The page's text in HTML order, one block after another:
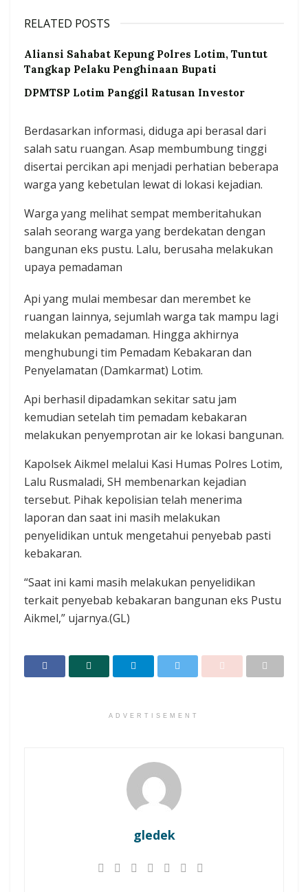
RELATED POSTS
Aliansi Sahabat Kepung Polres Lotim, Tuntut
Tangkap Pelaku Penghinaan Bupati
DPMTSP Lotim Panggil Ratusan Investor
Berdasarkan informasi, diduga api berasal dari
salah satu ruangan. Asap membumbung tinggi
disertai percikan api menjadi perhatian beberapa
warga yang kebetulan lewat di lokasi kejadian.
Warga yang melihat sempat memberitahukan
salah seorang warga yang berdekatan dengan
bangunan eks pustu. Lalu, berusaha melakukan
upaya pemadaman
Api yang mulai membesar dan merembet ke
ruangan lainnya, sejumlah warga tak mampu lagi
melakukan pemadaman. Hingga akhirnya
menghubungi tim Pemadam Kebakaran dan
Penyelamatan (Damkarmat) Lotim.
Api berhasil dipadamkan sekitar satu jam
kemudian setelah tim pemadam kebakaran
melakukan penyemprotan air ke lokasi bangunan.
Kapolsek Aikmel melalui Kasi Humas Polres Lotim,
Lalu Rusmaladi, SH membenarkan kejadian
tersebut. Pihak kepolisian telah menerima
laporan dan saat ini masih melakukan
penyelidikan untuk mengetahui penyebab pasti
kebakaran.
“Saat ini kami masih melakukan penyelidikan
terkait penyebab kebakaran bangunan eks Pustu
Aikmel,” ujarnya.(GL)
ADVERTISEMENT
gledek